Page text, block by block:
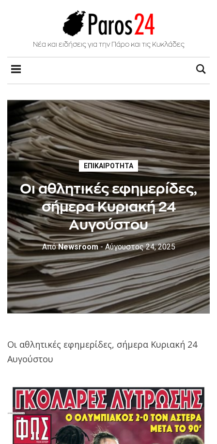
Νέα και ειδήσεις για την Πάρο και τις Κυκλάδες
ΕΠΙΚΑΙΡΌΤΗΤΑ
Οι αθλητικές εφημερίδες,
σήμερα Κυριακή 24
Αυγούστου
ΑπόNewsroom - Αύγουστος 24, 2025
Οι αθλητικές εφημερίδες, σήμερα Κυριακή 24
Αυγούστου